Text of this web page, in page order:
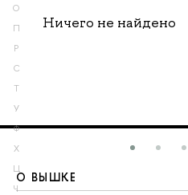
О
П
Р
С
Т
У
Ф
Х
Ц
Ч
Ничего не найдено
О ВЫШКЕ